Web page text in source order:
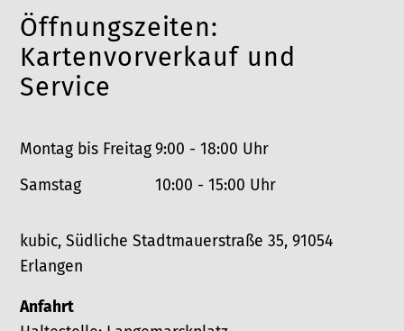
o
n
f
o
n
Öffnungszeiten:
Kartenvorverkauf und
Service
Montag bis Freitag 9:00 - 18:00 Uhr
Samstag
10:00 - 15:00 Uhr
kubic, Südliche Stadtmauerstraße 35, 91054
Erlangen
Anfahrt